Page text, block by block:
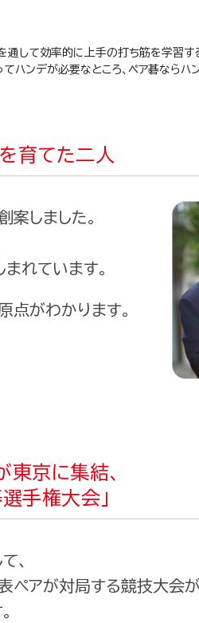
通して効率的に上手の打ち筋を学習す
ハンデが必要なところ、ペア碁ならハ
育てた二人
しました。
れています。
点がわかります。
東京に集結、
選手権大会」
、
ペアが対局する競技大会